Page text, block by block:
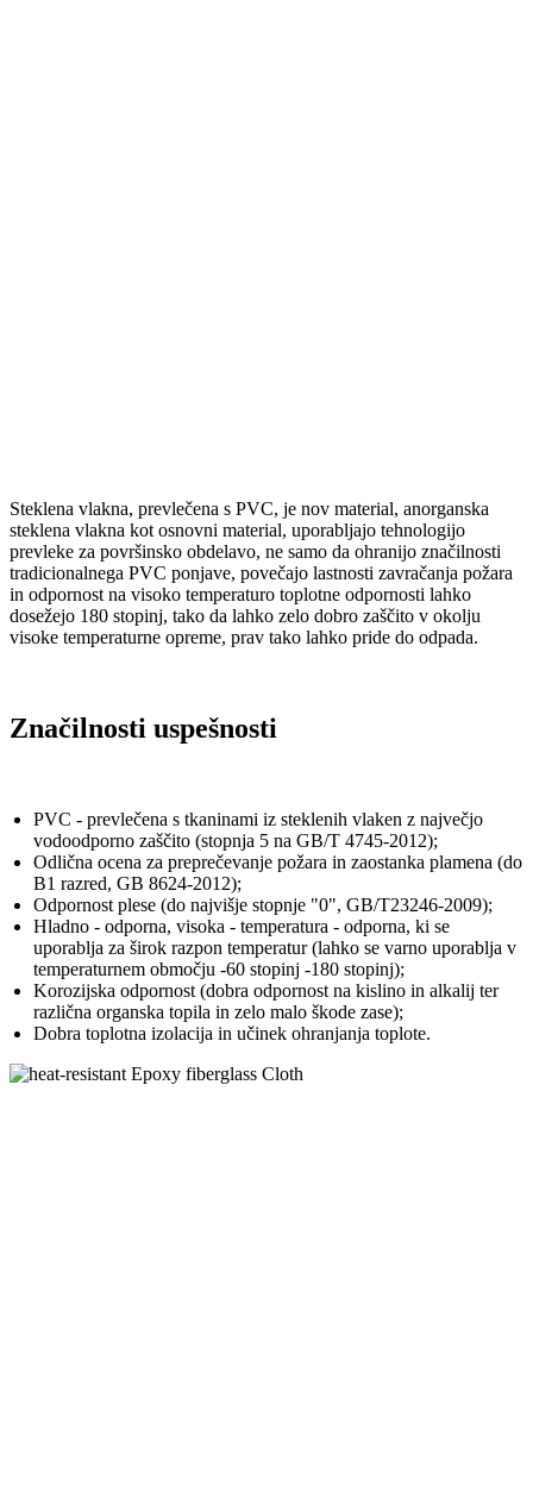
Steklena vlakna, prevlečena s PVC, je nov material, anorganska
steklena vlakna kot osnovni material, uporabljajo tehnologijo
prevleke za površinsko obdelavo, ne samo da ohranijo značilnosti
tradicionalnega PVC ponjave, povečajo lastnosti zavračanja požara
in odpornost na visoko temperaturo toplotne odpornosti lahko
dosežejo 180 stopinj, tako da lahko zelo dobro zaščito v okolju
visoke temperaturne opreme, prav tako lahko pride do odpada.
Značilnosti uspešnosti
PVC - prevlečena s tkaninami iz steklenih vlaken z največjo
vodoodporno zaščito (stopnja 5 na GB/T 4745-2012);
Odlična ocena za preprečevanje požara in zaostanka plamena (do
B1 razred, GB 8624-2012);
Odpornost plese (do najvišje stopnje "0", GB/T23246-2009);
Hladno - odporna, visoka - temperatura - odporna, ki se
uporablja za širok razpon temperatur (lahko se varno uporablja v
temperaturnem območju -60 stopinj -180 stopinj);
Korozijska odpornost (dobra odpornost na kislino in alkalij ter
različna organska topila in zelo malo škode zase);
Dobra toplotna izolacija in učinek ohranjanja toplote.